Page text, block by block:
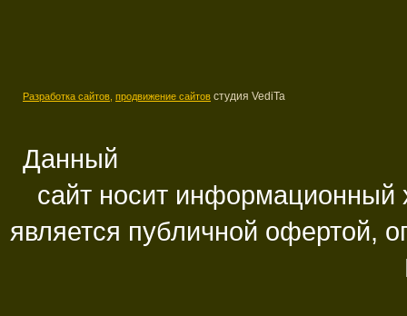
Разработка сайтов, продвижение сайтов студия VediTa
Данный
сайт носит информационный
является публичной офертой,